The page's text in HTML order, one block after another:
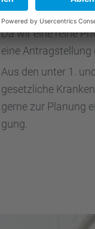
Hautstraf­fung in
Da wir eine reine
eine
Aus den unter 1.
gesetz­li­che
gerne zur Planung
gung.